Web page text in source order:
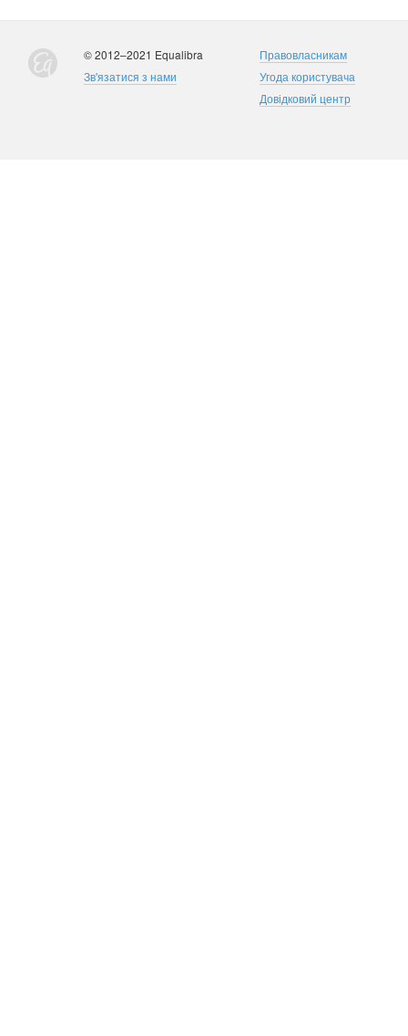
© 2012–2021 Equalibra
Зв'язатися з нами
Правовласникам
Угода користувача
Довідковий центр